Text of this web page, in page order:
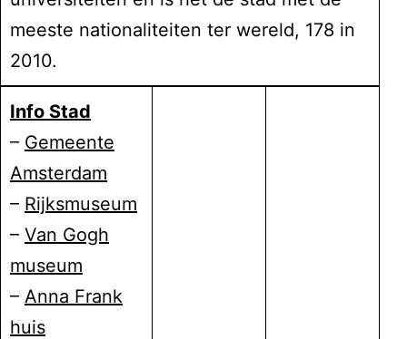
meeste nationaliteiten ter wereld, 178 in
2010.
Info Stad
– Gemeente
Amsterdam
– Rijksmuseum
– Van Gogh
museum
– Anna Frank
huis